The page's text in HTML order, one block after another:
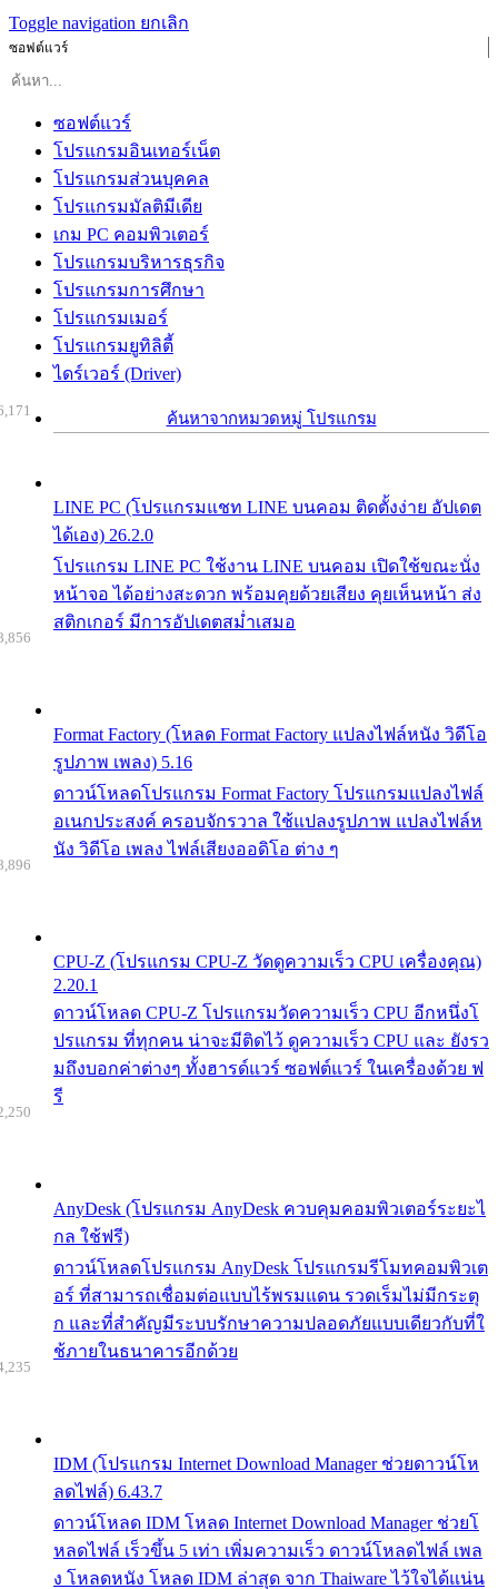
Toggle navigation ยกเลิก
ซอฟต์แวร์
ซอฟต์แวร์
โปรแกรมอินเทอร์เน็ต
โปรแกรมส่วนบุคคล
โปรแกรมมัลติมีเดีย
เกม PC คอมพิวเตอร์
โปรแกรมบริหารธุรกิจ
โปรแกรมการศึกษา
โปรแกรมเมอร์
โปรแกรมยูทิลิตี้
ไดร์เวอร์ (Driver)
ค้นหาจากหมวดหมู่ โปรแกรม
LINE PC (โปรแกรมแชท LINE บนคอม ติดตั้งง่าย อัปเดต
ได้เอง) 26.2.0
โปรแกรม LINE PC ใช้งาน LINE บนคอม เปิดใช้ขณะนั่ง
หน้าจอ ได้อย่างสะดวก พร้อมคุยด้วยเสียง คุยเห็นหน้า ส่ง
สติกเกอร์ มีการอัปเดตสม่ำเสมอ
Format Factory (โหลด Format Factory แปลงไฟล์หนัง วิดีโอ
รูปภาพ เพลง) 5.16
ดาวน์โหลดโปรแกรม Format Factory โปรแกรมแปลงไฟล์
อเนกประสงค์ ครอบจักรวาล ใช้แปลงรูปภาพ แปลงไฟล์ห
นัง วิดีโอ เพลง ไฟล์เสียงออดิโอ ต่าง ๆ
CPU-Z (โปรแกรม CPU-Z วัดดูความเร็ว CPU เครื่องคุณ)
2.20.1
ดาวน์โหลด CPU-Z โปรแกรมวัดความเร็ว CPU อีกหนึ่งโ
ปรแกรม ที่ทุกคน น่าจะมีติดไว้ ดูความเร็ว CPU และ ยังรว
มถึงบอกค่าต่างๆ ทั้งฮารด์แวร์ ซอฟต์แวร์ ในเครื่องด้วย ฟ
รี
AnyDesk (โปรแกรม AnyDesk ควบคุมคอมพิวเตอร์ระยะไ
กล ใช้ฟรี)
ดาวน์โหลดโปรแกรม AnyDesk โปรแกรมรีโมทคอมพิวเต
อร์ ที่สามารถเชื่อมต่อแบบไร้พรมแดน รวดเร็มไม่มีกระตุ
ก และที่สำคัญมีระบบรักษาความปลอดภัยแบบเดียวกับที่ใ
ช้ภายในธนาคารอีกด้วย
IDM (โปรแกรม Internet Download Manager ช่วยดาวน์โห
ลดไฟล์) 6.43.7
ดาวน์โหลด IDM โหลด Internet Download Manager ช่วยโ
หลดไฟล์ เร็วขึ้น 5 เท่า เพิ่มความเร็ว ดาวน์โหลดไฟล์ เพล
ง โหลดหนัง โหลด IDM ล่าสุด จาก Thaiware ไว้ใจได้แน่น